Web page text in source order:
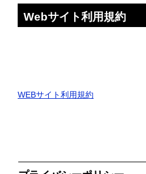
Webサイト利用規約
WEBサイト利用規約